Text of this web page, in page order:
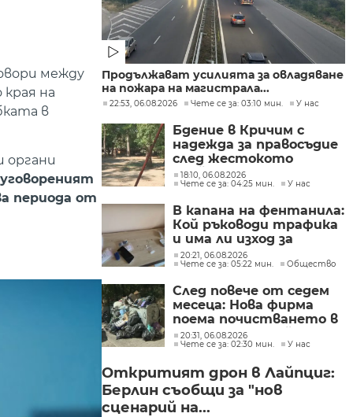
между
на
в
органи
периода от
Продължават усилията за овладяване
на пожара на магистрала...
22:53, 06.08.2026 Чете се за: 03:10 мин. У нас
Бдение в Кричим с
надежда за правосъдие
след жестокото
убийство на млад мъж
в Пловдив от
18:10, 06.08.2026
Чете се за: 04:25 мин.
У нас
В капана на фентанила:
Кой ръководи трафика
и има ли изход за
пристрастените?
20:21, 06.08.2026
Чете се за: 05:22 мин.
Общество
След повече от седем
месеца: Нова фирма
поема почистването в
столичните райони
"Слатина", "Подуяне" и
20:31, 06.08.2026
Чете се за: 02:30 мин.
У нас
Откритият дрон в Лайпциг:
Берлин съобщи за "нов
сценарий на...